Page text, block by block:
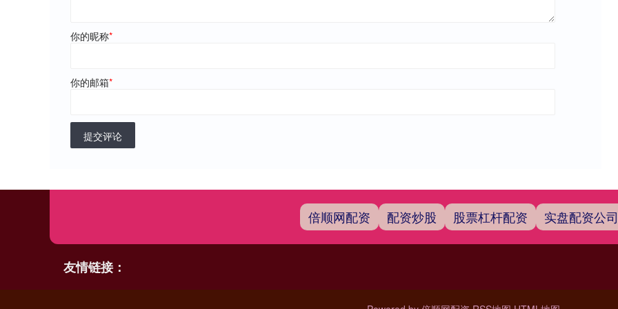
你的昵称*
你的邮箱*
提交评论
倍顺网配资 配资炒股 股票杠杆配资 实盘配资公司
友情链接：